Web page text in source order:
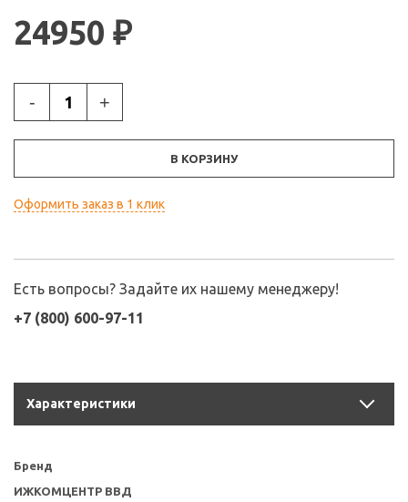
24950 ₽
- +
В КОРЗИНУ
Оформить заказ в 1 клик
Есть вопросы? Задайте их нашему менеджеру!
+7 (800) 600-97-11
Характеристики
Бренд
ИЖКОМЦЕНТР ВВД